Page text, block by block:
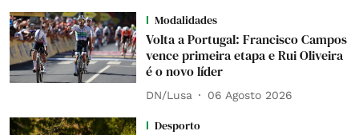
Modalidades
Volta a Portugal: Francisco Campos
vence primeira etapa e Rui Oliveira
é o novo líder
DN/Lusa 06 Agosto 2026
Desporto